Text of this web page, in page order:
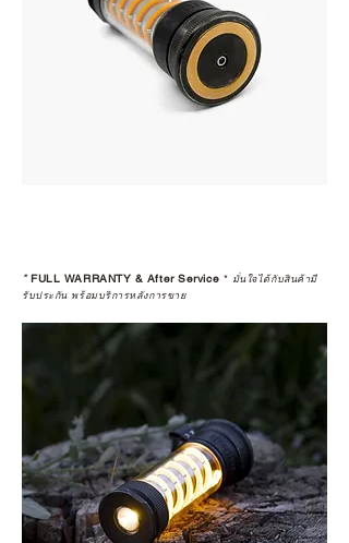
*FULL WARRANTY & After Service * มั่นใจได้กับสินค้ามี
รับประกัน พร้อมบริการหลังการขาย